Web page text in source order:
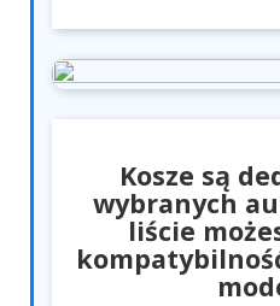
Kosze są
wybranych
liście